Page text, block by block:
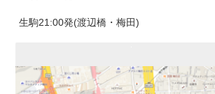
生駒21:00発(渡辺橋・梅田)